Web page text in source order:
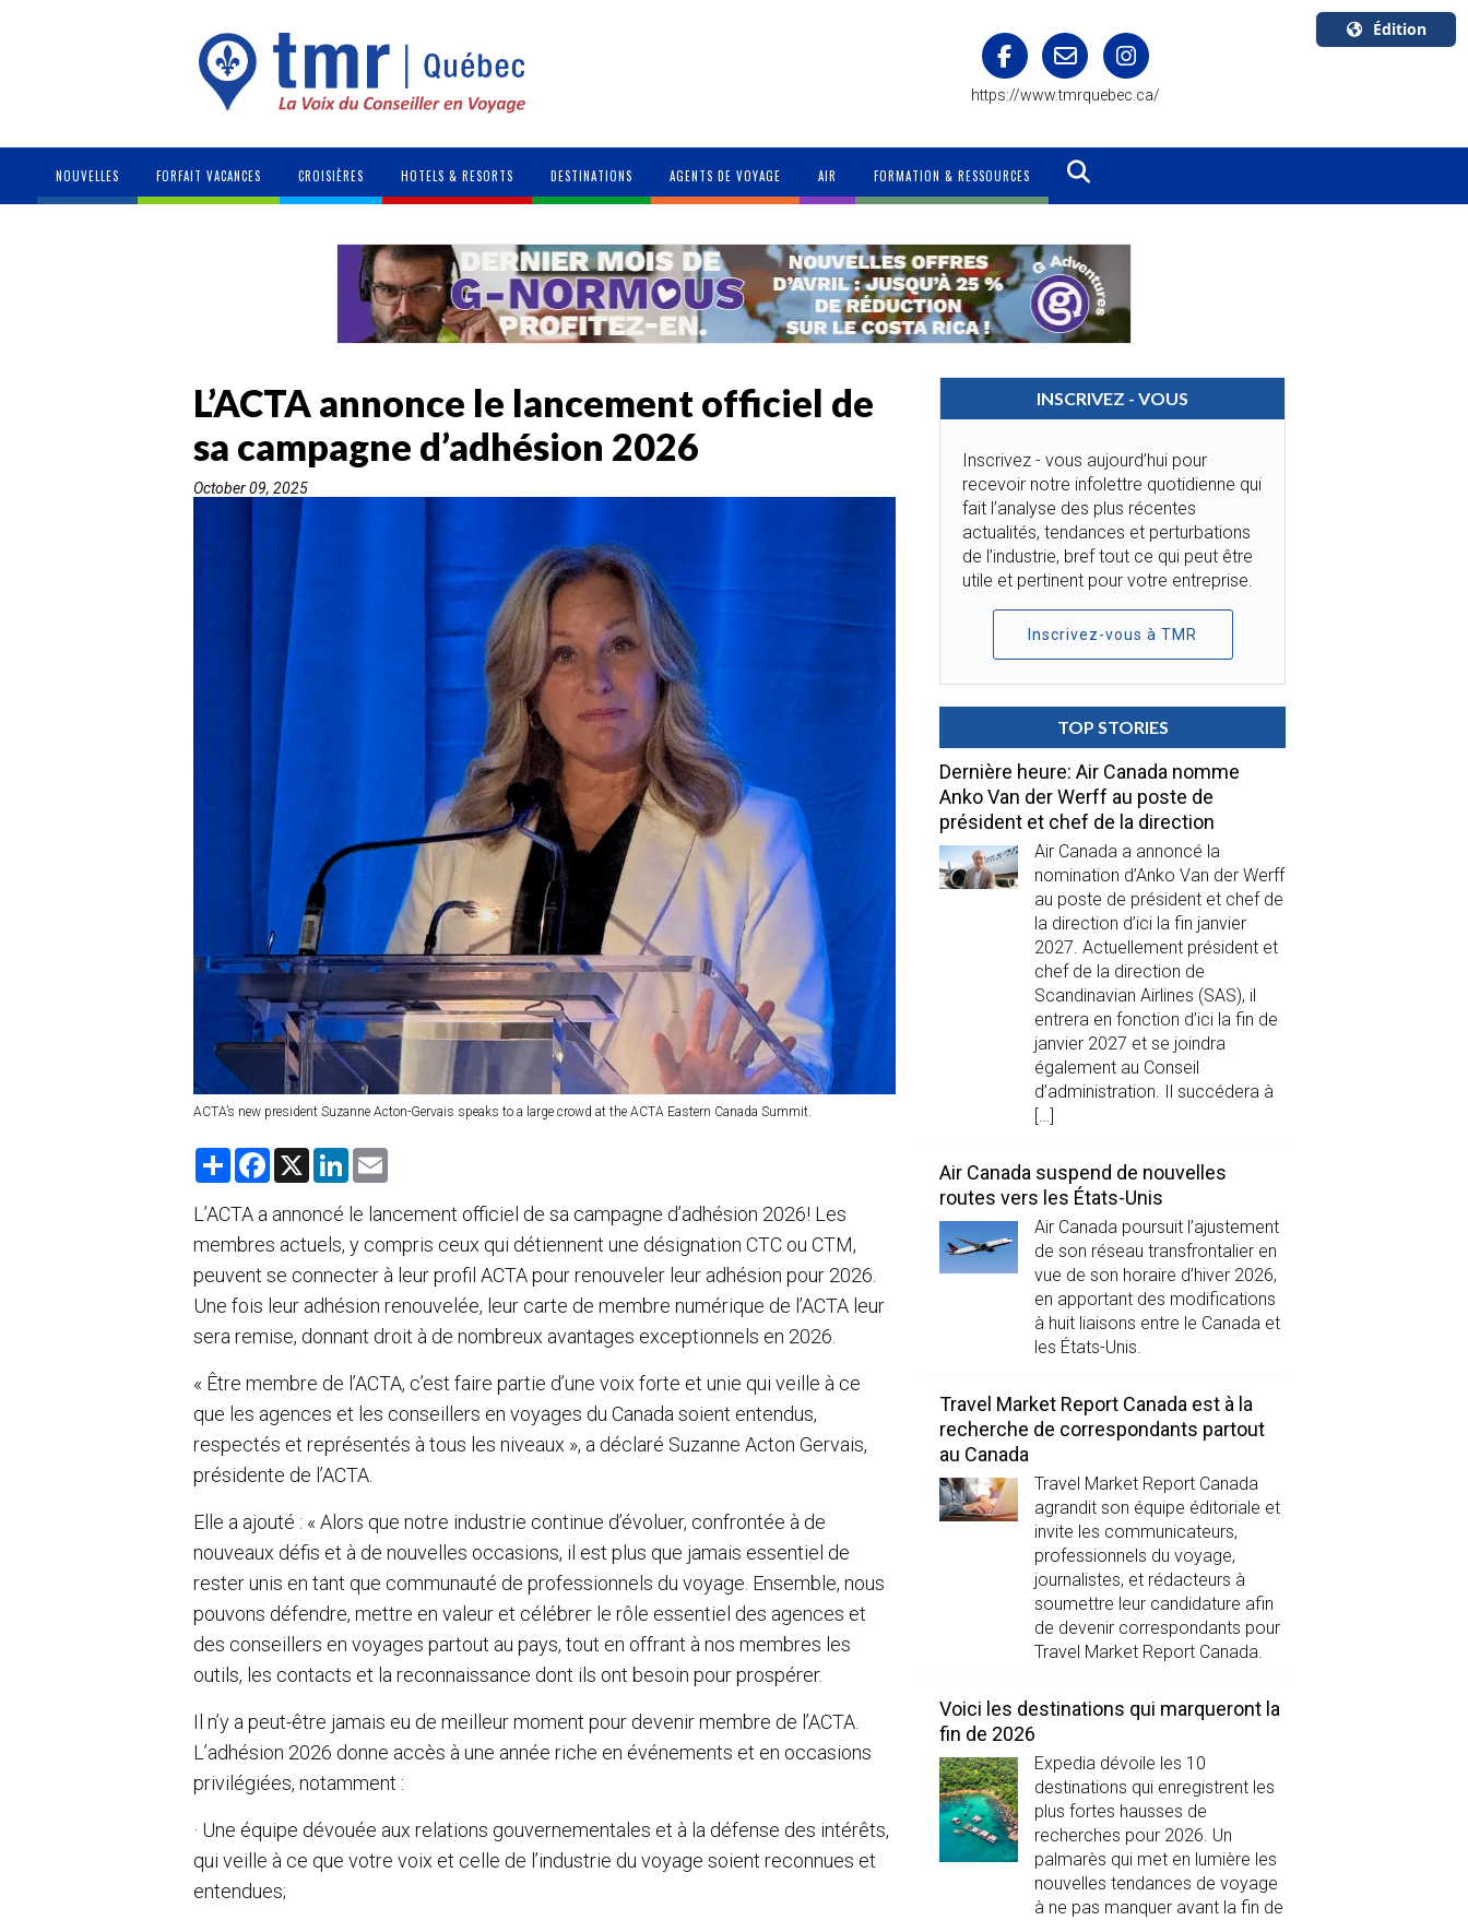
https://www.tmrquebec.ca/
Édition
Canada
NOUVELLES FORFAIT VACANCES CROISIÈRES HOTELS & RESORTS DESTINATIONS AGENTS DE VOYAGE AIR FORMATION & RESSOURCES
L’ACTA annonce le lancement officiel de
sa campagne d’adhésion 2026
October 09, 2025
ACTA’s new president Suzanne Acton-Gervais speaks to a large crowd at the ACTA Eastern Canada Summit.
S
r
e
F
e
b
o
k
X
L
k
e
d
I
n
i
l
L’ACTA a annoncé le lancement officiel de sa campagne d’adhésion 2026! Les
membres actuels, y compris ceux qui détiennent une désignation CTC ou CTM,
peuvent se connecter à leur profil ACTA pour renouveler leur adhésion pour 2026.
Une fois leur adhésion renouvelée, leur carte de membre numérique de l’ACTA leur
sera remise, donnant droit à de nombreux avantages exceptionnels en 2026.
« Être membre de l’ACTA, c’est faire partie d’une voix forte et unie qui veille à ce
que les agences et les conseillers en voyages du Canada soient entendus,
respectés et représentés à tous les niveaux », a déclaré Suzanne Acton Gervais,
présidente de l’ACTA.
Elle a ajouté : « Alors que notre industrie continue d’évoluer, confrontée à de
nouveaux défis et à de nouvelles occasions, il est plus que jamais essentiel de
rester unis en tant que communauté de professionnels du voyage. Ensemble, nous
pouvons défendre, mettre en valeur et célébrer le rôle essentiel des agences et
des conseillers en voyages partout au pays, tout en offrant à nos membres les
outils, les contacts et la reconnaissance dont ils ont besoin pour prospérer.
Il n’y a peut-être jamais eu de meilleur moment pour devenir membre de l’ACTA.
L’adhésion 2026 donne accès à une année riche en événements et en occasions
privilégiées, notamment :
· Une équipe dévouée aux relations gouvernementales et à la défense des intérêts,
qui veille à ce que votre voix et celle de l’industrie du voyage soient reconnues et
entendues;
INSCRIVEZ - VOUS
Inscrivez - vous aujourd’hui pour
recevoir notre infolettre quotidienne qui
fait l’analyse des plus récentes
actualités, tendances et perturbations
de l’industrie, bref tout ce qui peut être
utile et pertinent pour votre entreprise.
Inscrivez-vous à TMR
TOP STORIES
Dernière heure: Air Canada nomme
Anko Van der Werff au poste de
président et chef de la direction
Air Canada a annoncé la
nomination d’Anko Van der Werff
au poste de président et chef de
la direction d’ici la fin janvier
2027. Actuellement président et
chef de la direction de
Scandinavian Airlines (SAS), il
entrera en fonction d’ici la fin de
janvier 2027 et se joindra
également au Conseil
d’administration. Il succédera à
[…]
Air Canada suspend de nouvelles
routes vers les États-Unis
Air Canada poursuit l’ajustement
de son réseau transfrontalier en
vue de son horaire d’hiver 2026,
en apportant des modifications
à huit liaisons entre le Canada et
les États-Unis.
Travel Market Report Canada est à la
recherche de correspondants partout
au Canada
Travel Market Report Canada
agrandit son équipe éditoriale et
invite les communicateurs,
professionnels du voyage,
journalistes, et rédacteurs à
soumettre leur candidature afin
de devenir correspondants pour
Travel Market Report Canada.
Voici les destinations qui marqueront la
fin de 2026
Expedia dévoile les 10
destinations qui enregistrent les
plus fortes hausses de
recherches pour 2026. Un
palmarès qui met en lumière les
nouvelles tendances de voyage
à ne pas manquer avant la fin de